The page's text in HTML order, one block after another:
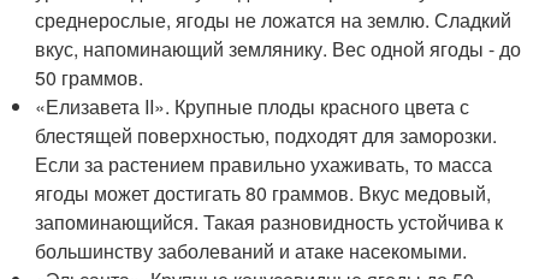
среднерослые, ягоды не ложатся на землю. Сладкий
вкус, напоминающий землянику. Вес одной ягоды - до
50 граммов.
«Елизавета II». Крупные плоды красного цвета с
блестящей поверхностью, подходят для заморозки.
Если за растением правильно ухаживать, то масса
ягоды может достигать 80 граммов. Вкус медовый,
запоминающийся. Такая разновидность устойчива к
большинству заболеваний и атаке насекомыми.